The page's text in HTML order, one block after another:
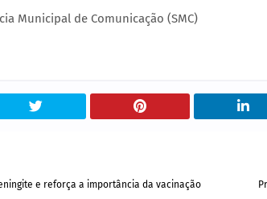
Municipal de Comunicação (SMC)
e reforça a importância da vacinação